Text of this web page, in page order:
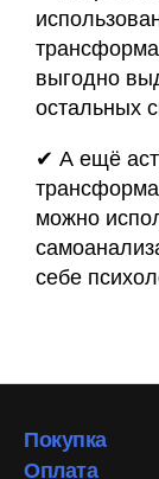
выгодно
остальных
✔ А ещё
можно
себе
Покупка
Оплата